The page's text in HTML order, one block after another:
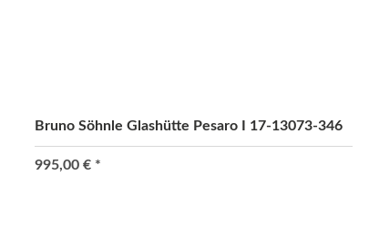
Bruno Söhnle Glashütte Pesaro I 17-13073-346
995,00 € *